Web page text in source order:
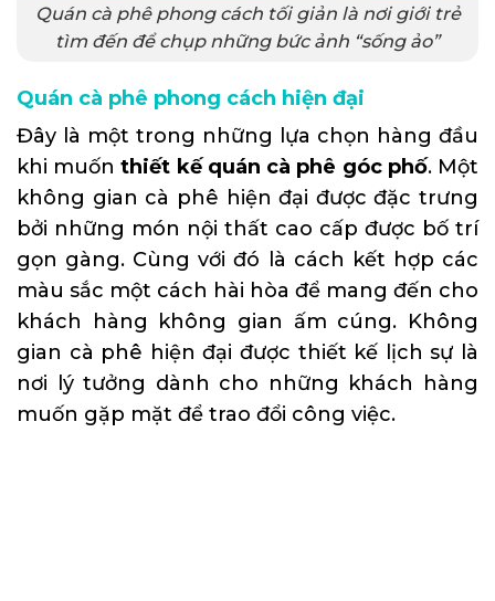
Quán cà phê phong cách tối giản là nơi giới trẻ
tìm đến để chụp những bức ảnh “sống ảo”
Quán cà phê phong cách hiện đại
Đây là một trong những lựa chọn hàng đầu
khi muốnthiết kế quán cà phê góc phố. Một
không gian cà phê hiện đại được đặc trưng
bởi những món nội thất cao cấp được bố trí
gọn gàng. Cùng với đó là cách kết hợp các
màu sắc một cách hài hòa để mang đến cho
khách hàng không gian ấm cúng. Không
gian cà phê hiện đại được thiết kế lịch sự là
nơi lý tưởng dành cho những khách hàng
muốn gặp mặt để trao đổi công việc.